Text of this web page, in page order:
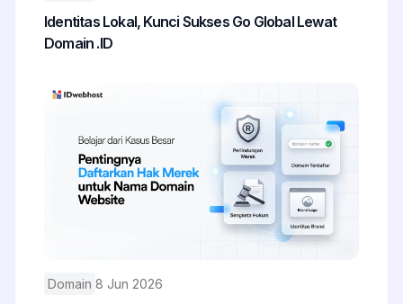
Identitas Lokal, Kunci Sukses Go Global Lewat
Domain .ID
Domain 8 Jun 2026